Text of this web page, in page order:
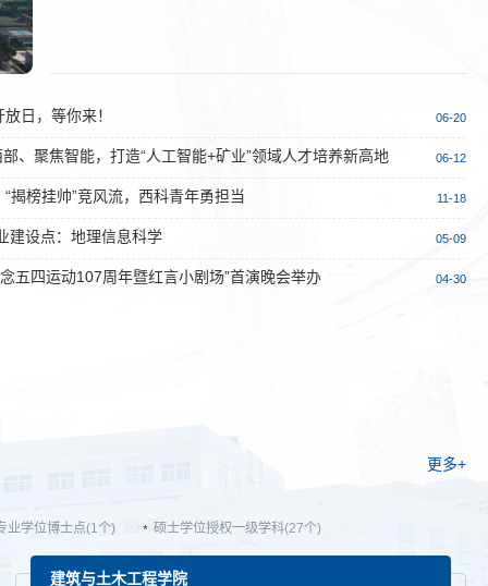
日，等你来！ 06-20
、聚焦智能，打造“人工智能+矿业”领域人才培养新高地 06-12
“揭榜挂帅”竞风流，西科青年勇担当 11-18
建设点：地理信息科学 05-09
五四运动107周年暨红言小剧场”首演晚会举办 04-30
更多+
业学位博士点(1个) 硕士学位授权一级学科(27个)
建筑与土木工程学院